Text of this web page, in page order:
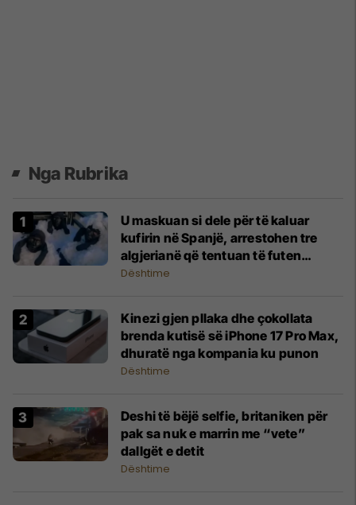
Nga Rubrika
U maskuan si dele për të kaluar
kufirin në Spanjë, arrestohen tre
algjerianë që tentuan të futen
ilegalisht
Dështime
Kinezi gjen pllaka dhe çokollata
brenda kutisë së iPhone 17 Pro Max,
dhuratë nga kompania ku punon
Dështime
Deshi të bëjë selfie, britaniken për
pak sa nuk e marrin me “vete”
dallgët e detit
Dështime